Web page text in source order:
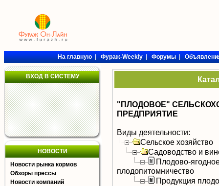
На главную|Фураж-Weekly|Форумы|
ВХОД В СИСТЕМУ
НОВОСТИ
Новости рынка кормов
Обзоры прессы
Новости компаний
"ПЛОДОВОЕ"
ПРЕДПРИЯТИЕ
Виды деятельности:
Сельское хозяйство
Садоводство и
Плодово-
плодопитомничество
Продукция